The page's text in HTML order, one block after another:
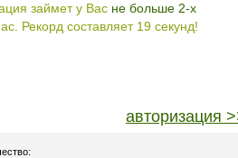
займет у Вас не больше 2-х
Рекорд составляет 19 секунд!
авторизация